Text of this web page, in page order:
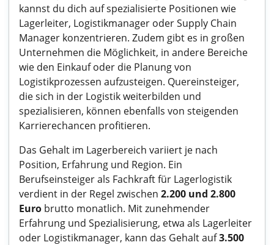
kannst du dich auf spezialisierte Positionen wie
Lagerleiter, Logistikmanager oder Supply Chain
Manager konzentrieren. Zudem gibt es in großen
Unternehmen die Möglichkeit, in andere Bereiche
wie den Einkauf oder die Planung von
Logistikprozessen aufzusteigen. Quereinsteiger,
die sich in der Logistik weiterbilden und
spezialisieren, können ebenfalls von steigenden
Karrierechancen profitieren.
Das Gehalt im Lagerbereich variiert je nach
Position, Erfahrung und Region. Ein
Berufseinsteiger als Fachkraft für Lagerlogistik
verdient in der Regel zwischen 2.200 und 2.800
Euro brutto monatlich. Mit zunehmender
Erfahrung und Spezialisierung, etwa als Lagerleiter
oder Logistikmanager, kann das Gehalt auf3.500